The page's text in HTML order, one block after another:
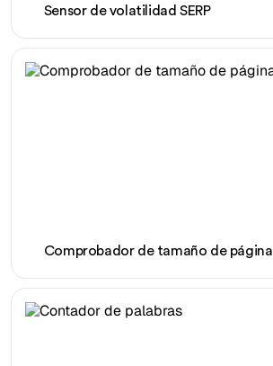
Sensor de volatilidad SERP
Comprobador de tamaño de página